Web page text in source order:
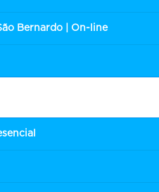
Bernardo | On-line